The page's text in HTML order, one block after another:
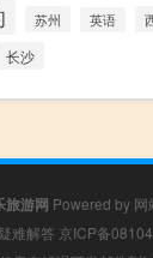
苏州 英语
长沙
旅游网 Powered by 网
疑难解答 京ICP备